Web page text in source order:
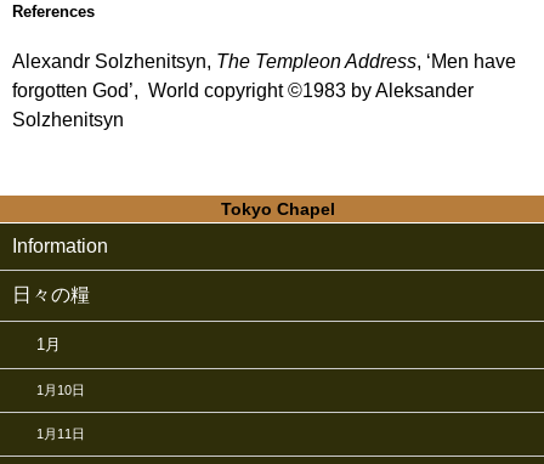
References
Alexandr Solzhenitsyn, The Templeon Address, ‘Men have
forgotten God’, World copyright ©1983 by Aleksander
Solzhenitsyn
Tokyo Chapel
Information
日々の糧
1月
1月10日
1月11日